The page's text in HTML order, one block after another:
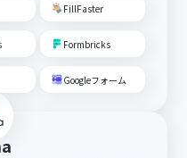
FillFaster
Formbricks
Googleフォーム